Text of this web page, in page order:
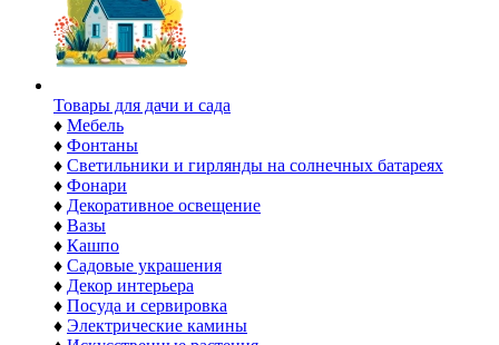
Товары для дачи и сада
♦ Мебель
♦ Фонтаны
♦ Светильники и гирлянды на солнечных батареях
♦ Фонари
♦ Декоративное освещение
♦ Вазы
♦ Кашпо
♦ Садовые украшения
♦ Декор интерьера
♦ Посуда и сервировка
♦ Электрические камины